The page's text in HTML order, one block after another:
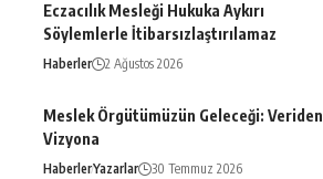
Eczacılık Mesleği Hukuka Aykırı
Söylemlerle İtibarsızlaştırılamaz
Haberler 2 Ağustos 2026
Meslek Örgütümüzün Geleceği: Veriden
Vizyona
HaberlerYazarlar 30 Temmuz 2026